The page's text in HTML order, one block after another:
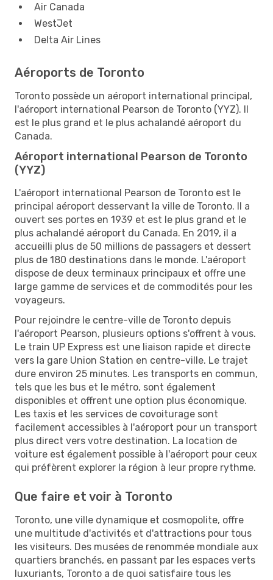
Air Canada
WestJet
Delta Air Lines
Aéroports de Toronto
Toronto possède un aéroport international principal,
l'aéroport international Pearson de Toronto (YYZ). Il
est le plus grand et le plus achalandé aéroport du
Canada.
Aéroport international Pearson de Toronto
(YYZ)
L'aéroport international Pearson de Toronto est le
principal aéroport desservant la ville de Toronto. Il a
ouvert ses portes en 1939 et est le plus grand et le
plus achalandé aéroport du Canada. En 2019, il a
accueilli plus de 50 millions de passagers et dessert
plus de 180 destinations dans le monde. L'aéroport
dispose de deux terminaux principaux et offre une
large gamme de services et de commodités pour les
voyageurs.
Pour rejoindre le centre-ville de Toronto depuis
l'aéroport Pearson, plusieurs options s'offrent à vous.
Le train UP Express est une liaison rapide et directe
vers la gare Union Station en centre-ville. Le trajet
dure environ 25 minutes. Les transports en commun,
tels que les bus et le métro, sont également
disponibles et offrent une option plus économique.
Les taxis et les services de covoiturage sont
facilement accessibles à l'aéroport pour un transport
plus direct vers votre destination. La location de
voiture est également possible à l'aéroport pour ceux
qui préfèrent explorer la région à leur propre rythme.
Que faire et voir à Toronto
Toronto, une ville dynamique et cosmopolite, offre
une multitude d'activités et d'attractions pour tous
les visiteurs. Des musées de renommée mondiale aux
quartiers branchés, en passant par les espaces verts
luxuriants, Toronto a de quoi satisfaire tous les